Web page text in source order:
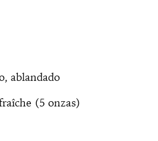
ablandado
(5 onzas)